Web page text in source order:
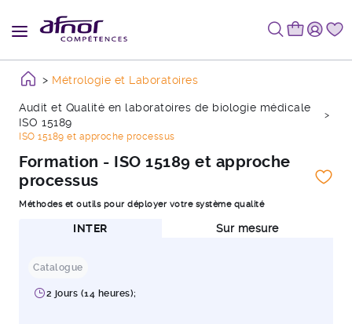
Métrologie et Laboratoires
Audit et Qualité en laboratoires de biologie médicale
ISO 15189
ISO 15189 et approche processus
Formation - ISO 15189 et approche
processus
Méthodes et outils pour déployer votre système qualité
INTER Sur mesure
Catalogue
2 jours (14 heures);